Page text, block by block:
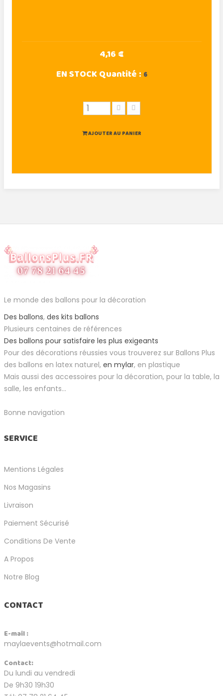
4,16 €
EN STOCKQuantité : 6
AJOUTER AU PANIER
Le monde des ballons pour la décoration
Des ballons, des kits ballons
Plusieurs centaines de références
Des ballons pour satisfaire les plus exigeants
Pour des décorations réussies vous trouverez sur Ballons Plus
des ballons en latex naturel, en mylar, en plastique
Mais aussi des accessoires pour la décoration, pour la table, la
salle, les enfants...
Bonne navigation
SERVICE
Mentions Légales
Nos Magasins
Livraison
Paiement Sécurisé
Conditions De Vente
A Propos
Notre Blog
CONTACT
E-mail :
maylaevents@hotmail.com
Contact:
Du lundi au vendredi
De 9h30 19h30